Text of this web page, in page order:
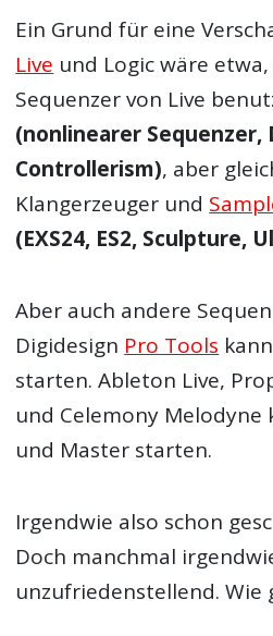
Ein Grund für eine
Live und Logic wäre
Sequenzer von Live
(nonlinearer Sequenzer,
Controllerism), aber
Klangerzeuger und
(EXS24, ES2, Sculpture,
Aber auch andere
Digidesign Pro Tools
starten. Ableton Live,
und Celemony Melodyne
und Master starten.
Irgendwie also schon
Doch manchmal
unzufriedenstellend. Wie